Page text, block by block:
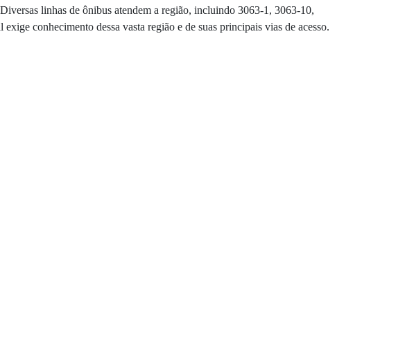
linhas de ônibus atendem a região, incluindo 3063-1, 3063-10,
conhecimento dessa vasta região e de suas principais vias de acesso.